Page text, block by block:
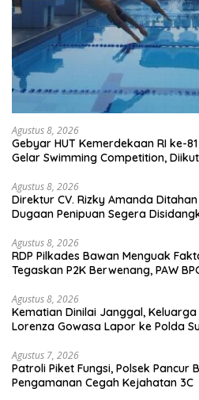
Agustus 8, 2026
Gebyar HUT Kemerdekaan RI ke-
Gelar Swimming Competition,
Agustus 8, 2026
Direktur CV. Rizky Amanda
Dugaan Penipuan Segera
Agustus 8, 2026
RDP Pilkades Bawan Menguak
Tegaskan P2K Berwenang, PAW
Agustus 8, 2026
Kematian Dinilai Janggal,
Lorenza Gowasa Lapor ke Polda
Agustus 7, 2026
Patroli Piket Fungsi, Polsek Pancur
Pengamanan Cegah Kejahatan 3C